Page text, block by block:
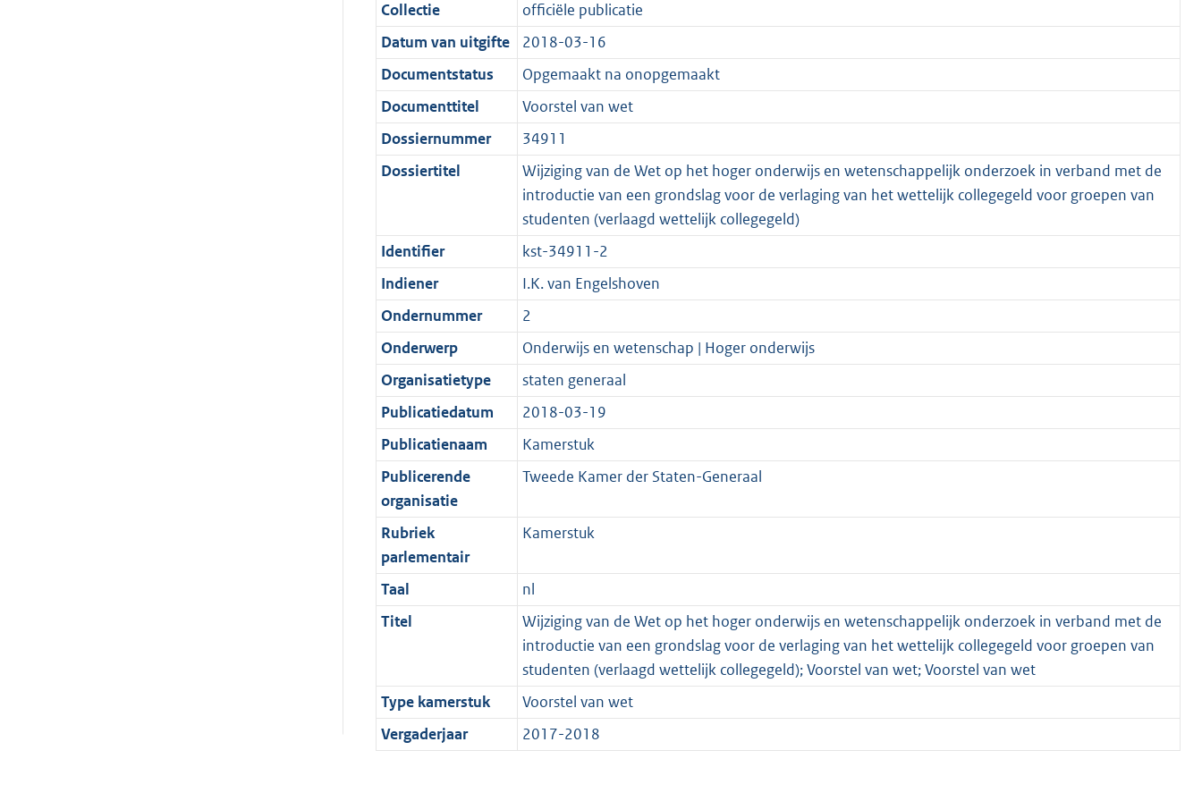
i
e
i
n
f
o
r
a
t
4
8
K
b
t
i
e
i
n
f
o
a
a
t
:
9
K
b
a
t
i
e
i
n
f
m
a
a
t
e
:
1
8
K
b
c
a
t
i
e
i
n
r
m
a
a
t
t
e
:
4
K
b
d
s
g
r
o
t
t
e
:
2
K
n
d
s
g
r
o
t
e
2
b
Collectie
officiële publicatie
Datum van uitgifte
2018-03-16
Documentstatus
Opgemaakt na onopgemaakt
Documenttitel
Voorstel van wet
Dossiernummer
34911
Dossiertitel
Wijziging van de Wet op het hoger onderwijs en wetenschappelijk onderzoek in verband met de
introductie van een grondslag voor de verlaging van het wettelijk collegegeld voor groepen van
studenten (verlaagd wettelijk collegegeld)
Identifier
kst-34911-2
Indiener
I.K. van Engelshoven
Ondernummer
2
Onderwerp
Onderwijs en wetenschap | Hoger onderwijs
Organisatietype
staten generaal
Publicatiedatum
2018-03-19
Publicatienaam
Kamerstuk
Publicerende
organisatie
Tweede Kamer der Staten-Generaal
Rubriek
parlementair
Kamerstuk
Taal
nl
Titel
Wijziging van de Wet op het hoger onderwijs en wetenschappelijk onderzoek in verband met de
introductie van een grondslag voor de verlaging van het wettelijk collegegeld voor groepen van
studenten (verlaagd wettelijk collegegeld); Voorstel van wet; Voorstel van wet
Type kamerstuk
Voorstel van wet
Vergaderjaar
2017-2018